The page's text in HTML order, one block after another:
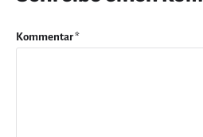
Kommentar*